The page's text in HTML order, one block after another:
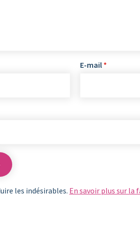
E-mail *
les indésirables. En savoir plus sur la